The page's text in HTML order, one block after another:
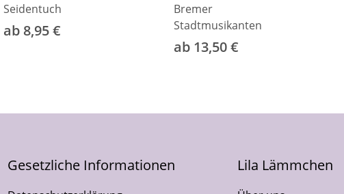
Seidentuch
ab 8,95 €
Bremer
Stadtmusikanten
ab 13,50 €
Gesetzliche Informationen Lila Lämmchen